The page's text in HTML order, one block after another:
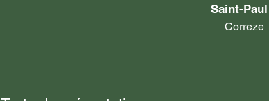
Saint-Paul
Correze